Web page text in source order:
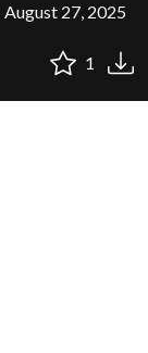
August 27, 2025
1